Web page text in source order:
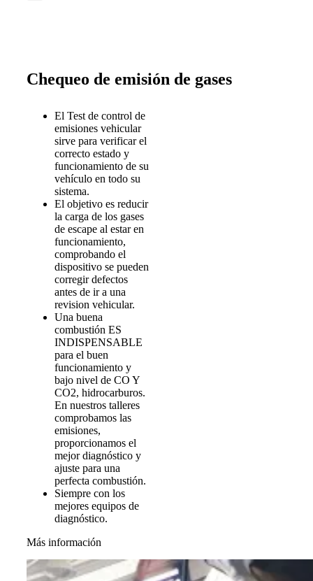
Chequeo de emisión de gases
El Test de control de
emisiones vehicular
sirve para verificar el
correcto estado y
funcionamiento de su
vehículo en todo su
sistema.
El objetivo es reducir
la carga de los gases
de escape al estar en
funcionamiento,
comprobando el
dispositivo se pueden
corregir defectos
antes de ir a una
revision vehicular.
Una buena
combustión ES
INDISPENSABLE
para el buen
funcionamiento y
bajo nivel de CO Y
CO2, hidrocarburos.
En nuestros talleres
comprobamos las
emisiones,
proporcionamos el
mejor diagnóstico y
ajuste para una
perfecta combustión.
Siempre con los
mejores equipos de
diagnóstico.
Más información